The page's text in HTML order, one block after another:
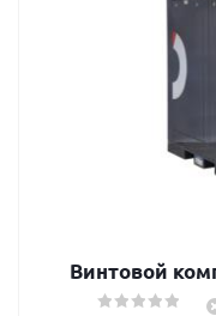
Винтовой